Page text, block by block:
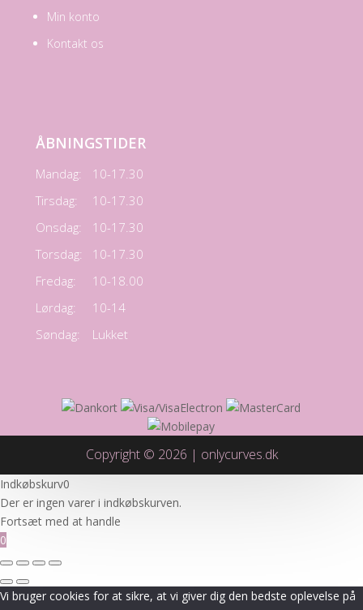
Min konto
Kontakt os
ÅBNINGSTIDER
Mandag:
10-17.30
Tirsdag:
10-17.30
Onsdag:
10-17.30
Torsdag:
10-17.30
Fredag:
10-18.00
Lørdag:
10-14
Søndag:
Lukket
Copyright © 2026 | onlycurves.dk
Indkøbskurv0
Der er ingen varer i indkøbskurven.
Fortsæt med at handle
0
Vi bruger cookies for at sikre, at vi giver dig den bedste oplevelse på